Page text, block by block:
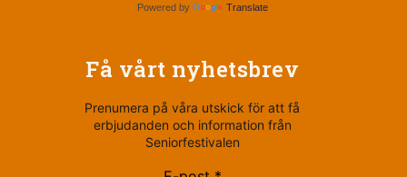
Powered by Translate
Få vårt nyhetsbrev
Prenumera på våra utskick för att få
erbjudanden och information från
Seniorfestivalen